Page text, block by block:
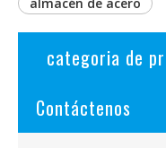
categoria de
Contáctenos